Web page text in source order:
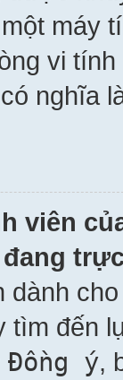
máy
vi
nghĩa
viên
dành
tìm đến
Đồng ý,